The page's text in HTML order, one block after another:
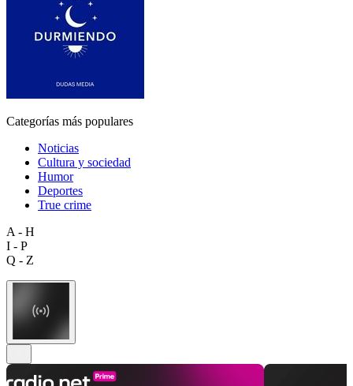
Categorías más populares
Noticias
Cultura y sociedad
Humor
Deportes
True crime
A - H
I - P
Q - Z